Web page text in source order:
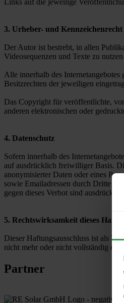
3. Urheber- und Kennzeichenrecht
Der Autor ist bestrebt, in allen
Videosequenzen und Texte zu
Alle innerhalb des
Besitzrechten der jeweiligen
Das Copyright für veröffentlichte,
anderen elektronischen oder
4. Datenschutz
Sofern innerhalb des
auf ausdrücklich freiwilliger Basis.
anonymisierter Daten oder eines
sowie Emailadressen durch Dritte
gegen dieses Verbot sind
5. Rechtswirksamkeit dieses
Dieser Haftungsausschluss ist als
nicht mehr oder nicht vollständig
Partner